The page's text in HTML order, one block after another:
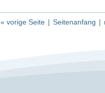
« vorige Seite | Seitenanfang |